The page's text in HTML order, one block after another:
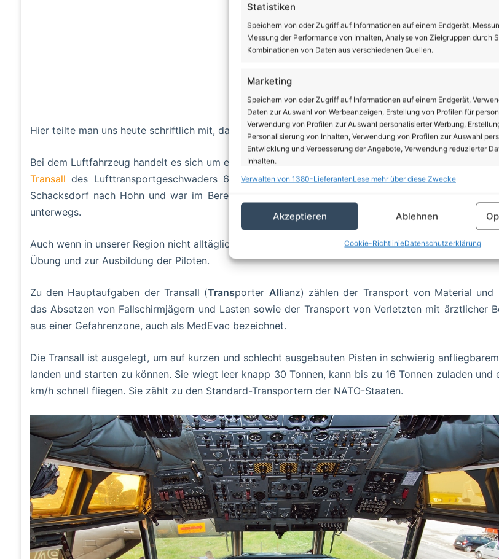
Statistiken
Speichern von oder Zugriff auf Informationen auf einem Endgerät,
Messung der Performance von Inhalten, Analyse von Zielgruppen durch
Kombinationen von Daten aus verschiedenen Quellen.
Marketing
Speichern von oder Zugriff auf Informationen auf einem Endgerät,
Daten zur Auswahl von Werbeanzeigen, Erstellung von Profilen für
Verwendung von Profilen zur Auswahl personalisierter Werbung,
Personalisierung von Inhalten, Verwendung von Profilen zur Auswahl
Entwicklung und Verbesserung der Angebote, Verwendung reduzierter
Inhalten.
Abgleichung und Kombination von Daten aus unterschiedlichen Quellen,
Verknüpfung verschiedener Endgeräte, Identifikation von Endgeräten
Gewährleistung der Sicherheit, Verhinderung und
von Werbung und Inhalten, Ihre Entscheidungen zum
Datenschutz speichern und übermitteln.
Verwalten von 1380-LieferantenLese mehr über diese Zwecke
Akzeptieren Ablehnen
Cookie-RichtlinieDatenschutzerklärung
Hier teilte man uns heute schriftlich mit, dass es sich um einen Flug derBundeswehrhandelte.
Bei dem Luftfahrzeug handelt es sich um ein militärisches Transportflugzeug der Bundeswehr vom
Transall des Lufttransportgeschwaders 63 aus Hohn. Die Maschine befand sich auf dem
Schacksdorf nach Hohn und war im Bereich Schönow in einer Höhe von 540 Fuß (ca. 164 m
unterwegs.
Auch wenn in unserer Region nicht alltäglich, so finden solche „Tiefflüge“ regelmäßig statt. Sie dienen
Übung und zur Ausbildung der Piloten.
Zu den Hauptaufgaben der Transall (Transporter Allianz) zählen der Transport von Material und
das Absetzen von Fallschirmjägern und Lasten sowie der Transport von Verletzten mit ärztlicher
aus einer Gefahrenzone, auch als MedEvac bezeichnet.
Die Transall ist ausgelegt, um auf kurzen und schlecht ausgebauten Pisten in schwierig
landen und starten zu können. Sie wiegt leer knapp 30 Tonnen, kann bis zu 16 Tonnen zuladen und
km/h schnell fliegen. Sie zählt zu den Standard-Transportern der NATO-Staaten.